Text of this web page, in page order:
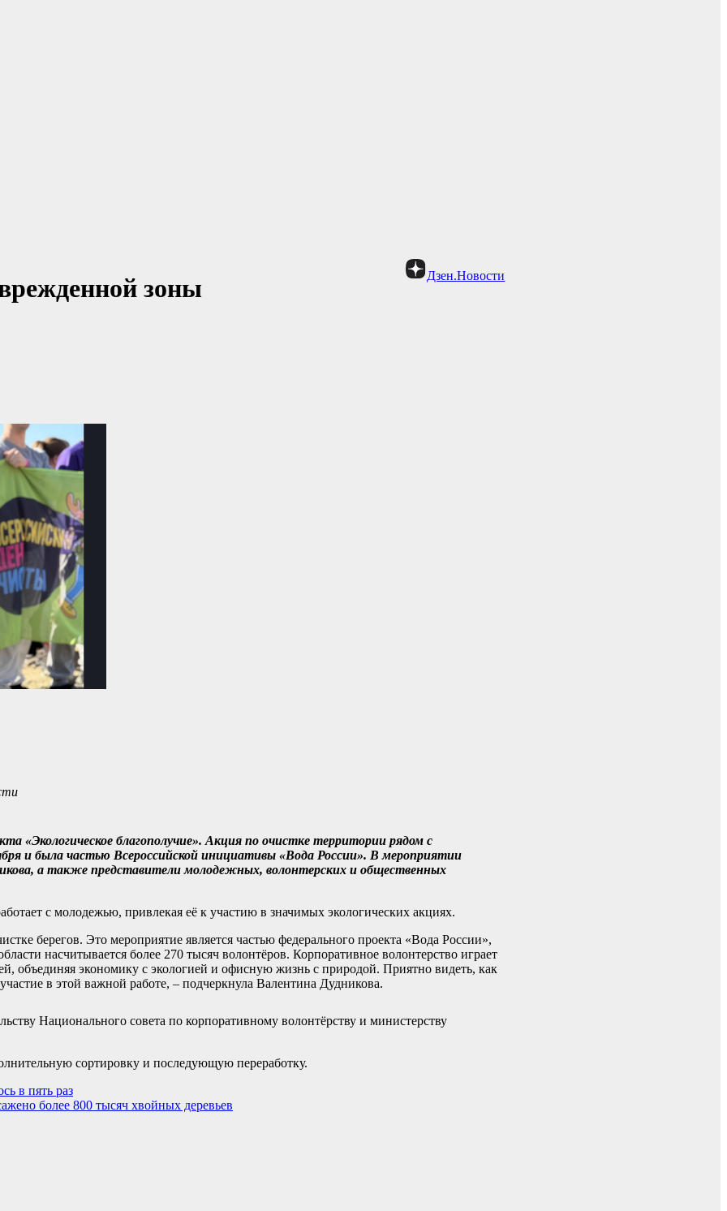
Дзен.Новости
зоны
«Экологическое благополучие». Акция по очистке территории рядом с
и была частью Всероссийской инициативы «Вода России». В мероприятии
а также представители молодежных, волонтерских и общественных
с молодежью, привлекая её к участию в значимых экологических акциях.
берегов. Это мероприятие является частью федерального проекта «Вода России»,
насчитывается более 270 тысяч волонтёров. Корпоративное волонтерство играет
объединяя экономику с экологией и офисную жизнь с природой. Приятно видеть, как
в этой важной работе, – подчеркнула Валентина Дудникова.
Национального совета по корпоративному волонтёрству и министерству
сортировку и последующую переработку.
в пять раз
более 800 тысяч хвойных деревьев